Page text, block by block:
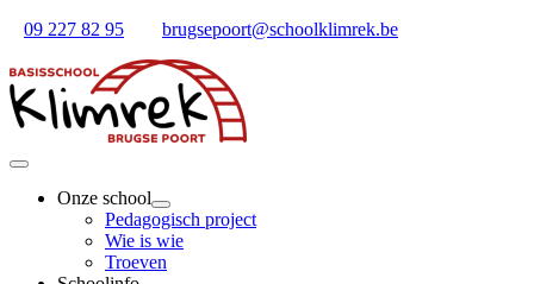
Ga
inhoud
09 227 82 95 brugsepoort@schoolklimrek.be
Toggle
NavigationOnze school
Pedagogisch project
Wie is wie
Troeven